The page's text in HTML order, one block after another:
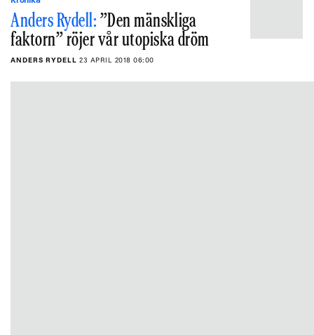
Anders Rydell:”Den mänskliga
faktorn” röjer vår utopiska dröm
ANDERS RYDELL 23 APRIL 2018 06:00